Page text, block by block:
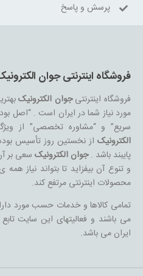
پرسش و پاسخ
فروشگاه اینترنتی جوان
فروشگاه اینترنتیجوان الکترونیک
مورد نیاز شما در ایران است . “اصل
سریع” و “مشاوره تخصصی” از
الکترونیکاز نخستین روز تأسیس
پایبند باشد .جوان الکترونیکسعی بر
و تنوع آن بیفزاید تا بتواند نیاز
محصولات اینترنتی مرتفع کند.
تمامی کالاها و خدمات حسب مورد
می باشند و فعالیتهای این سایت
ایران می باشد.